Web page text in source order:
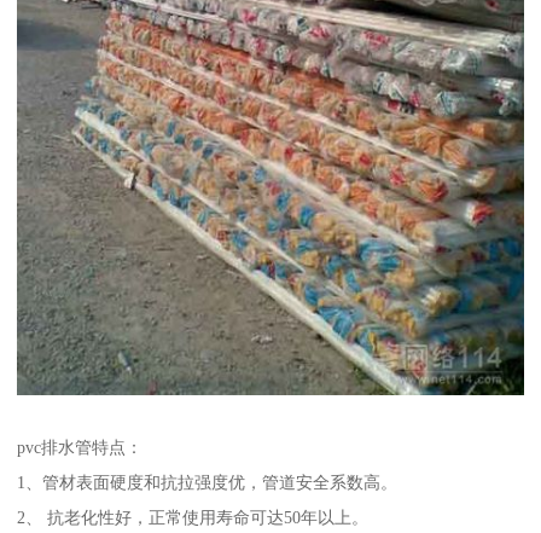
pvc排水管特点：
1、管材表面硬度和抗拉强度优，管道安全系数高。
2、 抗老化性好，正常使用寿命可达50年以上。